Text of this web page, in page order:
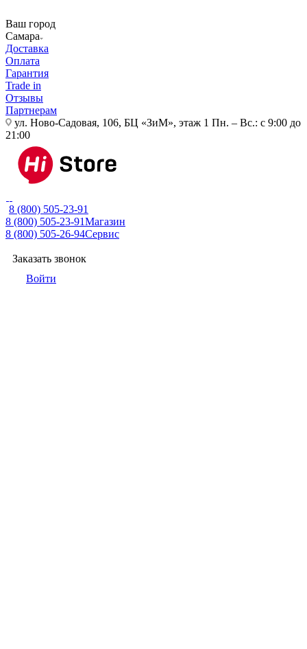
Ваш город
Самара
Доставка
Оплата
Гарантия
Trade in
Отзывы
Партнерам
ул. Ново-Садовая, 106, БЦ «ЗиМ», этаж 1 Пн. – Вс.: с 9:00 до
21:00
8 (800) 505-23-91
8 (800) 505-23-91Магазин
8 (800) 505-26-94Сервис
Заказать звонок
Войти